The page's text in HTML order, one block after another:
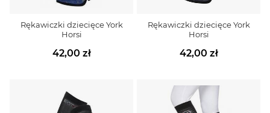
Rękawiczki dziecięce York
Horsi
42,00 zł
Rękawiczki dziecięce York
Horsi
42,00 zł